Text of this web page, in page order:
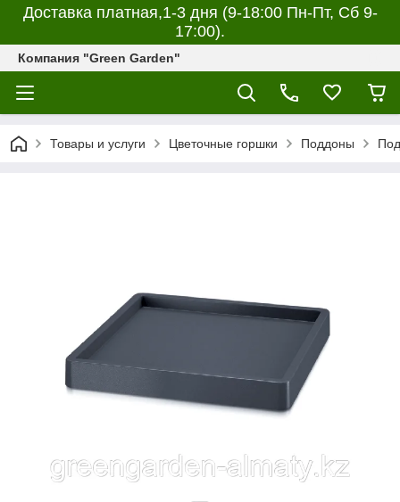
Доставка платная,1-3 дня (9-18:00 Пн-Пт, Сб 9-
17:00).
Компания "Green Garden"
Товары и услуги Цветочные горшки Поддоны